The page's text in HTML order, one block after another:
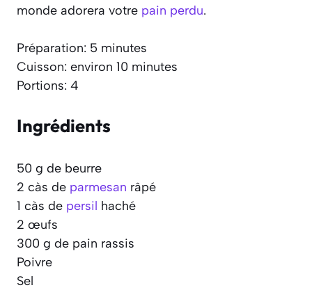
monde adorera votre pain perdu.
Préparation: 5 minutes
Cuisson: environ 10 minutes
Portions: 4
Ingrédients
50 g de beurre
2 càs de parmesan râpé
1 càs de persil haché
2 œufs
300 g de pain rassis
Poivre
Sel